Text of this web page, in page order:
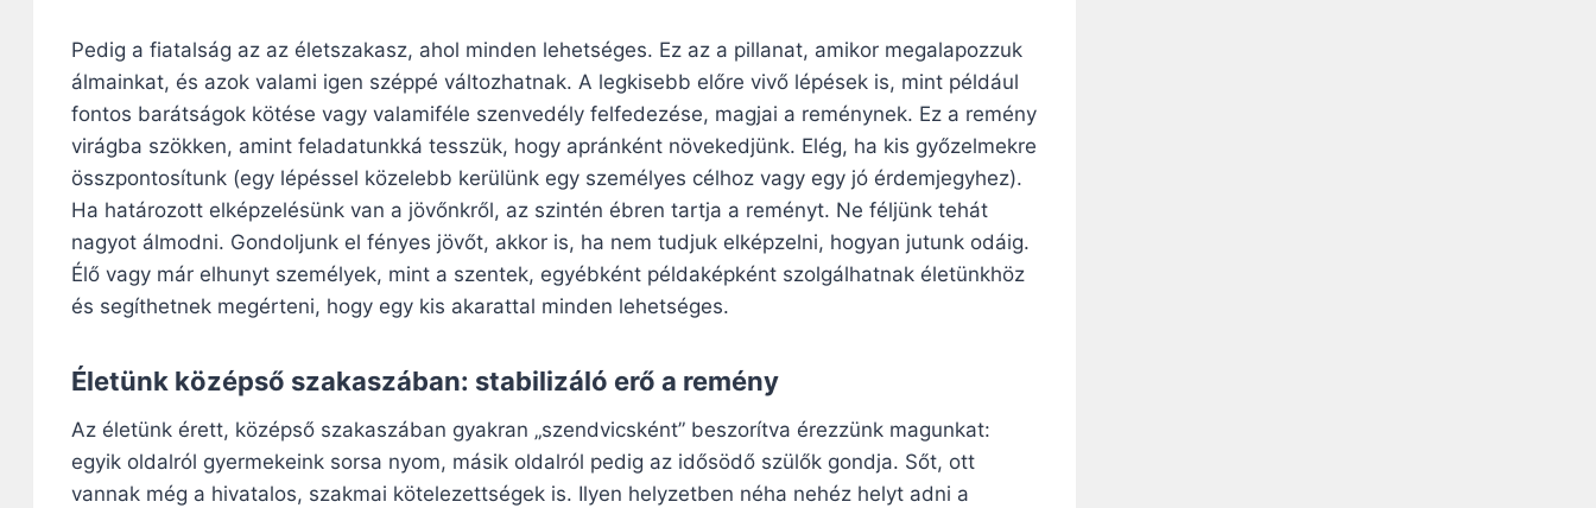
Pedig a fiatalság az az életszakasz, ahol minden lehetséges. Ez az a pillanat, amikor megalapozzuk
álmainkat, és azok valami igen széppé változhatnak. A legkisebb előre vivő lépések is, mint például
fontos barátságok kötése vagy valamiféle szenvedély felfedezése, magjai a reménynek. Ez a remény
virágba szökken, amint feladatunkká tesszük, hogy apránként növekedjünk. Elég, ha kis győzelmekre
összpontosítunk (egy lépéssel közelebb kerülünk egy személyes célhoz vagy egy jó érdemjegyhez).
Ha határozott elképzelésünk van a jövőnkről, az szintén ébren tartja a reményt. Ne féljünk tehát
nagyot álmodni. Gondoljunk el fényes jövőt, akkor is, ha nem tudjuk elképzelni, hogyan jutunk odáig.
Élő vagy már elhunyt személyek, mint a szentek, egyébként példaképként szolgálhatnak életünkhöz
és segíthetnek megérteni, hogy egy kis akarattal minden lehetséges.
Életünk középső szakaszában: stabilizáló erő a remény
Az életünk érett, középső szakaszában gyakran „szendvicsként” beszorítva érezzünk magunkat:
egyik oldalról gyermekeink sorsa nyom, másik oldalról pedig az idősödő szülők gondja. Sőt, ott
vannak még a hivatalos, szakmai kötelezettségek is. Ilyen helyzetben néha nehéz helyt adni a